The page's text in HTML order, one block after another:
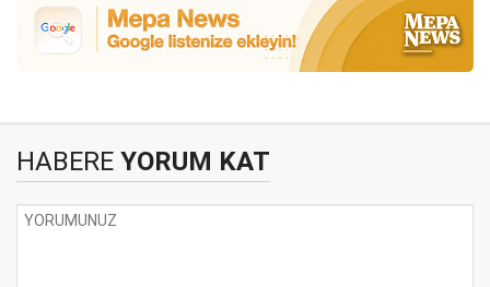
HABERE YORUM KAT